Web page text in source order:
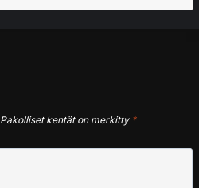
Pakolliset kentät on merkitty *